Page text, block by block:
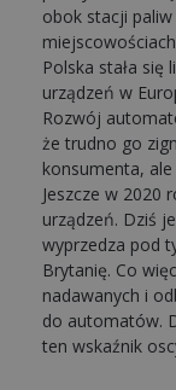
obok stacji
Polska stała się
urządzeń w
Rozwój
że trudno go
konsumenta,
Jeszcze w 2020
urządzeń. Dziś
wyprzedza pod
Brytanię. Co
nadawanych i
do automatów.
ten wskaźnik